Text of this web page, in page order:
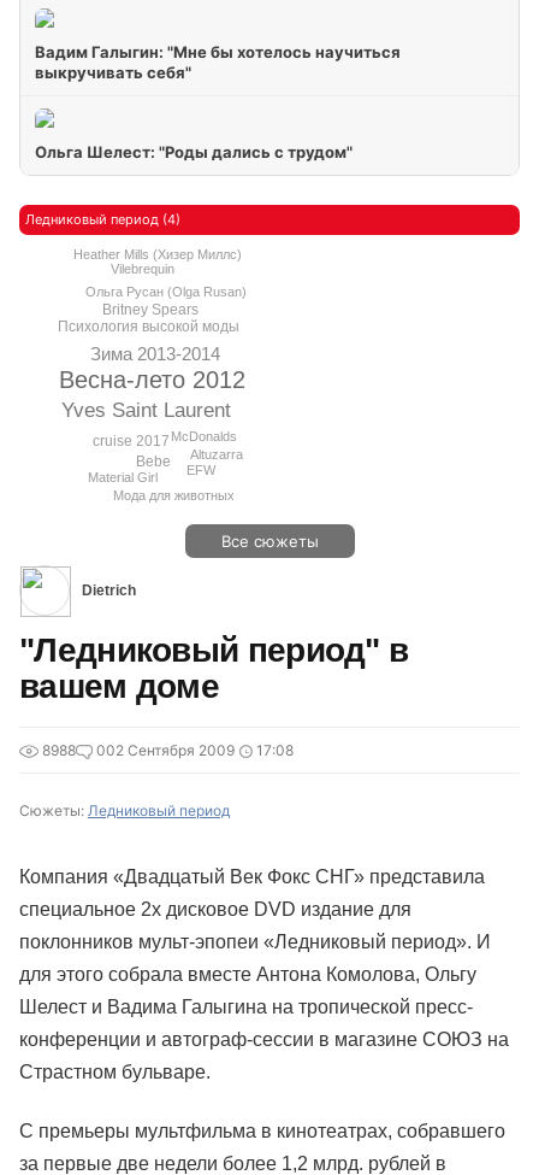
Вадим Галыгин: "Мне бы хотелось научиться
выкручивать себя"
Ольга Шелест: "Роды дались с трудом"
Ледниковый период (4)
Весна-лето 2012
Yves Saint Laurent
Зима 2013-2014
Психология высокой моды
cruise 2017
Bebe
Britney Spears
Ольга Русан (Olga Rusan)
Vilebrequin
Altuzarra
McDonalds
EFW
Material Girl
Heather Mills (Хизер Миллс)
Мода для животных
Все сюжеты
Dietrich
"Ледниковый период" в
вашем доме
8988 002 Сентября 2009 17:08
Сюжеты: Ледниковый период
Компания «Двадцатый Век Фокс СНГ» представила
специальное 2х дисковое DVD издание для
поклонников мульт-эпопеи «Ледниковый период». И
для этого собрала вместе Антона Комолова, Ольгу
Шелест и Вадима Галыгина на тропической пресс-
конференции и автограф-сессии в магазине СОЮЗ на
Страстном бульваре.
С премьеры мультфильма в кинотеатрах, собравшего
за первые две недели более 1,2 млрд. рублей в